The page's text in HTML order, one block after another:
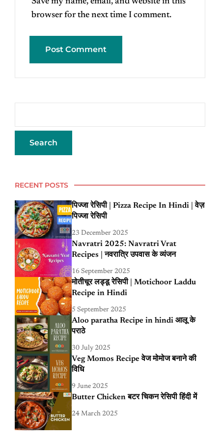
browser for the next time I comment.
RECENT POSTS
पिज्जा रेसिपी | Pizza Recipe In Hindi | वेज़
पिज्जा रेसिपी
23 December 2025
Navratri 2025: Navratri Vrat
Recipes | नवरात्रि उपवास के व्यंजन
16 September 2025
मोतीचूर लड्डू रेसिपी | Motichoor Laddu
Recipe in Hindi
5 September 2025
Aloo paratha Recipe in hindi आलू के
पराठे
30 July 2025
Veg Momos Recipe वेज मोमोज बनाने की
विधि
9 June 2025
Butter Chicken बटर चिकन रेसिपी हिंदी में
24 March 2025